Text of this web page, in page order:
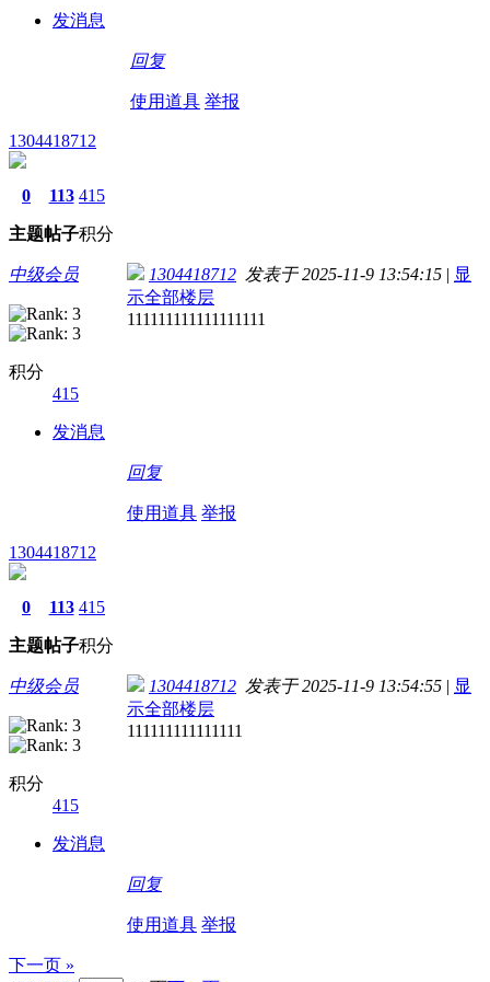
发消息
回复
使用道具 举报
1304418712
0
主题
113
帖子
415
积分
中级会员
积分
415
发消息
1304418712 发表于 2025-11-9 13:54:15 | 显
示全部楼层
111111111111111111
回复
使用道具 举报
1304418712
0
主题
113
帖子
415
积分
中级会员
积分
415
发消息
1304418712 发表于 2025-11-9 13:54:55 | 显
示全部楼层
111111111111111
回复
使用道具 举报
下一页 »